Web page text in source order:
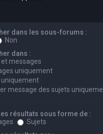
dans les sous-forums :
Non
dans :
messages
uniquement
message des sujets
résultats sous forme de :
Sujets